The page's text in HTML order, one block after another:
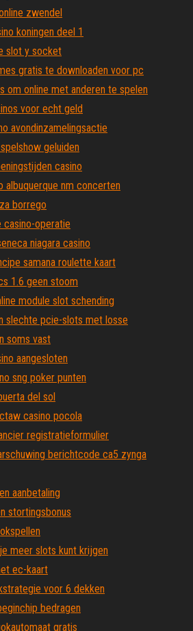
zwendel
koningen deel 1
slot y socket
gratis te downloaden voor pc
om online met anderen te spelen
voor echt geld
avondinzamelingsactie
geluiden
casino
albuquerque nm concerten
borrego
casino-operatie
niagara casino
samana roulette kaart
1.6 geen stoom
module slot schending
slechte pcie-slots met losse
soms vast
aangesloten
sng poker punten
del sol
casino pocola
registratieformulier
berichtcode ca5 zynga
aanbetaling
stortingsbonus
meer slots kunt krijgen
ec-kaart
voor 6 dekken
bedragen
gratis